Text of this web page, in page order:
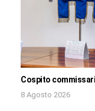
Cospito
8 Agosto 2026